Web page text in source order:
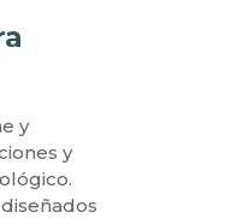
y
y